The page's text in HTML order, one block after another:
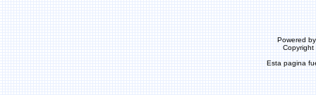
Powered
Esta pagina